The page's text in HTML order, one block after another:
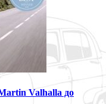
Valhalla до